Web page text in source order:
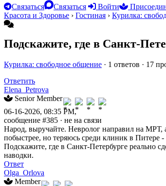
Связаться
Связаться Войти
Красота и Здоровье › Гостиная › Курилка:
Подскажите, где в Санкт-
Курилка: свободное общение · 1 ответов · 17
Ответить
Elena_Petrova
Senior Member
06-16-2026, 08:35 PM,
сообщение #385 · не на связи
Народ, выручайте. Невролог направил на МРТ,
побыстрее, но теряюсь среди клиник в Питере
Подскажите, где в Санкт-Петербурге реально
наводки.
Ответ
Olga_Orlova
Member